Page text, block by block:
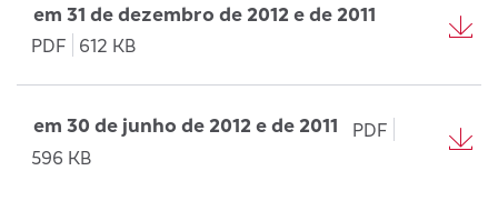
em 31 de dezembro de 2012 e de 2011
PDF
612 KB
em 30 de junho de 2012 e de 2011
PDF
596 KB